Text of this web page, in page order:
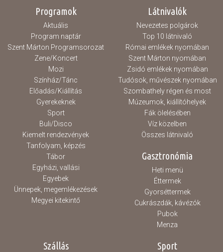
Programok
Aktuális
Program naptár
Szent Márton Programsorozat
Zene/Koncert
Mozi
Színház/Tánc
Előadás/Kiállítás
Gyerekeknek
Sport
Buli/Disco
Kiemelt rendezvények
Tanfolyam, képzés
Tábor
Egyházi, vallási
Egyebek
Ünnepek, megemlékezések
Megyei kitekintő
Látnivalók
Nevezetes polgárok
Top 10 látnivaló
Római emlékek nyomában
Szent Márton nyomában
Zsidó emlékek nyomában
Tudósok, művészek nyomában
Szombathely régen és most
Múzeumok, kiállítóhelyek
Fák ölelésében
Víz közelben
Összes látnivaló
Gasztronómia
Heti menü
Éttermek
Gyorséttermek
Cukrászdák, kávézók
Pubok
Menza
Szállás Sport